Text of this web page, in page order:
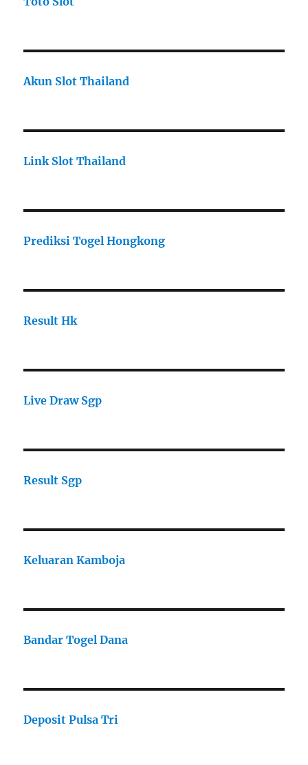
Akun Slot Thailand
Link Slot Thailand
Prediksi Togel Hongkong
Result Hk
Live Draw Sgp
Result Sgp
Keluaran Kamboja
Bandar Togel Dana
Deposit Pulsa Tri